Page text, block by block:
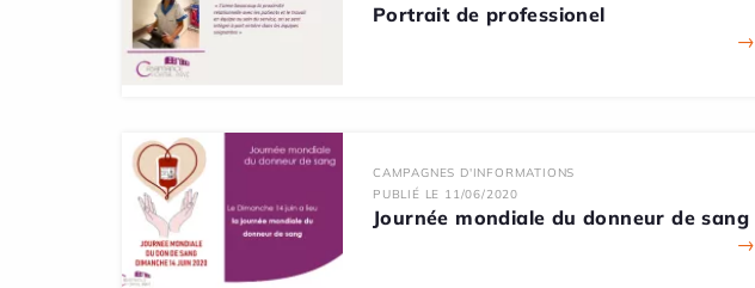
Portrait de professionel
→
CAMPAGNES D'INFORMATIONS
PUBLIÉ LE 11/06/2020
Journée mondiale du donneur de sang
→